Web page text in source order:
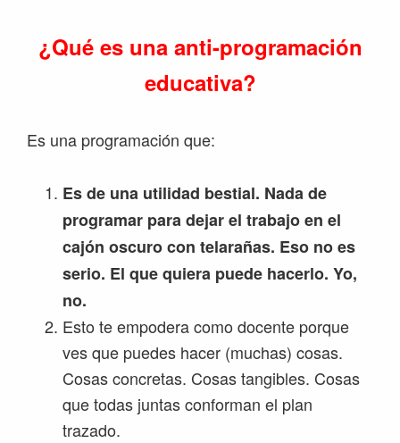
¿Qué es una anti-programación
educativa?
Es una programación que:
Es de una utilidad bestial. Nada de
programar para dejar el trabajo en el
cajón oscuro con telarañas. Eso no es
serio. El que quiera puede hacerlo. Yo,
no.
Esto te empodera como docente porque
ves que puedes hacer (muchas) cosas.
Cosas concretas. Cosas tangibles. Cosas
que todas juntas conforman el plan
trazado.